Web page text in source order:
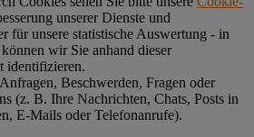
unserer Dienste und
für unsere statistische Auswertung - in
wir Sie anhand dieser
identifizieren.
Beschwerden, Fragen oder
(z. B. Ihre Nachrichten, Chats, Posts in
E-Mails oder Telefonanrufe).